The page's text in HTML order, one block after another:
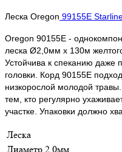
Леска Oregon 99155E
Oregon 90155E -
леска Ø2,0мм х 130м
Устойчива к спеканию даже
головки. Корд 90155E
низкорослой молодой
тем, кто регулярно
участке. Упаковки должно
Леска
Диаметр 2,0мм